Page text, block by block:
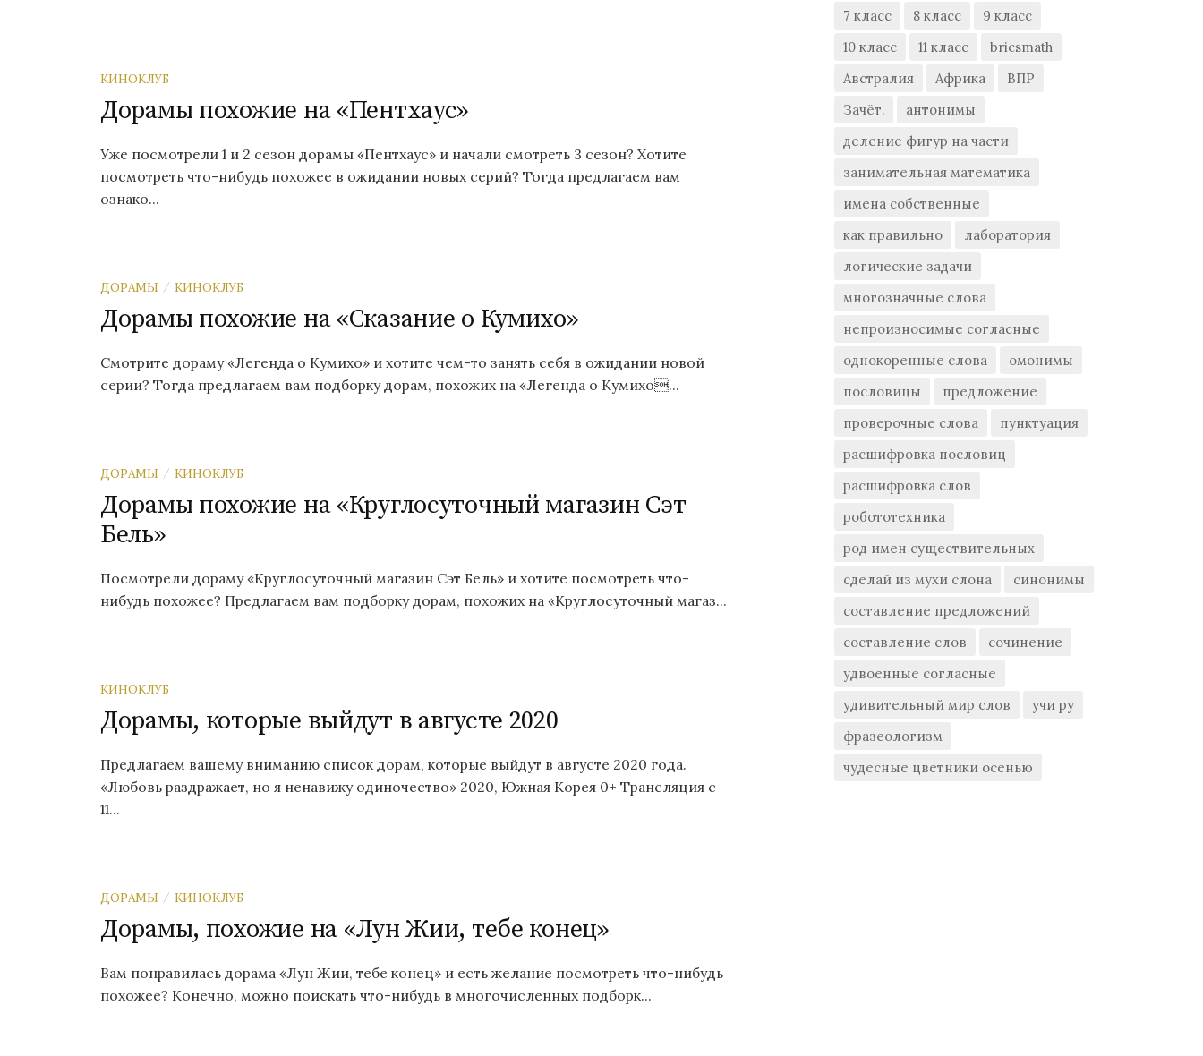
КИНОКЛУБ
Дорамы похожие на «Пентхаус»
Уже посмотрели 1 и 2 сезон дорамы «Пентхаус» и начали смотреть 3 сезон? Хотите
посмотреть что-нибудь похожее в ожидании новых серий? Тогда предлагаем вам
ознако...
ДОРАМЫ / КИНОКЛУБ
Дорамы похожие на «Сказание о Кумихо»
Смотрите дораму «Легенда о Кумихо» и хотите чем-то занять себя в ожидании новой
серии? Тогда предлагаем вам подборку дорам, похожих на «Легенда о Кумихо...
ДОРАМЫ / КИНОКЛУБ
Дорамы похожие на «Круглосуточный магазин Сэт
Бель»
Посмотрели дораму «Круглосуточный магазин Сэт Бель» и хотите посмотреть что-
нибудь похожее? Предлагаем вам подборку дорам, похожих на «Круглосуточный магаз...
КИНОКЛУБ
Дорамы, которые выйдут в августе 2020
Предлагаем вашему вниманию список дорам, которые выйдут в августе 2020 года.
«Любовь раздражает, но я ненавижу одиночество» 2020, Южная Корея 0+ Трансляция с
11...
ДОРАМЫ / КИНОКЛУБ
Дорамы, похожие на «Лун Жии, тебе конец»
Вам понравилась дорама «Лун Жии, тебе конец» и есть желание посмотреть что-нибудь
похожее? Конечно, можно поискать что-нибудь в многочисленных подборк...
7 класс
8 класс
9 класс
10 класс
11 класс
bricsmath
Австралия
Африка
ВПР
Зачёт.
антонимы
деление фигур на части
занимательная математика
имена собственные
как правильно
лаборатория
логические задачи
многозначные слова
непроизносимые согласные
однокоренные слова
омонимы
пословицы
предложение
проверочные слова
пунктуация
расшифровка пословиц
расшифровка слов
робототехника
род имен существительных
сделай из мухи слона
синонимы
составление предложений
составление слов
сочинение
удвоенные согласные
удивительный мир слов
учи ру
фразеологизм
чудесные цветники осенью